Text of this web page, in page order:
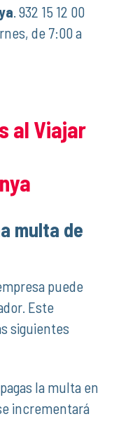
. 932 15 12 00
de 7:00 a
al Viajar
multa de
puede
Este
siguientes
la multa en
incrementará